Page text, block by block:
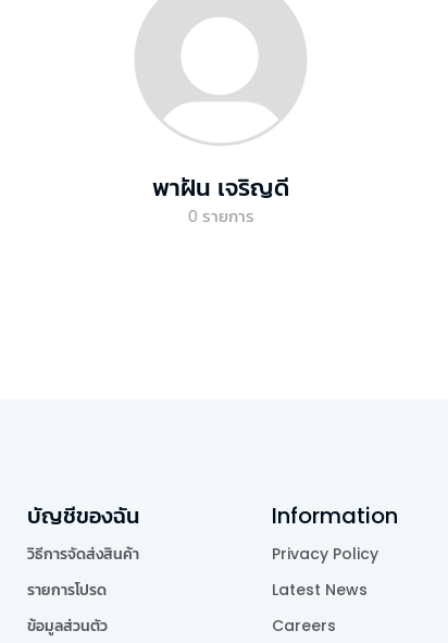
พาฝัน เจริญดี
0 รายการ
บัญชีของฉัน
วิธีการจัดส่งสินค้า
รายการโปรด
ข้อมูลส่วนตัว
Information
Privacy Policy
Latest News
Careers